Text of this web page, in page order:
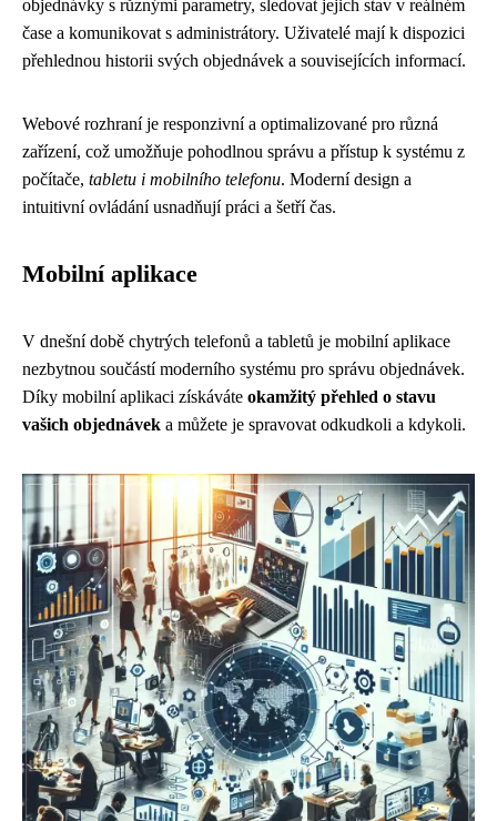
objednávky s různými parametry, sledovat jejich stav v reálném
čase a komunikovat s administrátory. Uživatelé mají k dispozici
přehlednou historii svých objednávek a souvisejících informací.
Webové rozhraní je responzivní a optimalizované pro různá
zařízení, což umožňuje pohodlnou správu a přístup k systému z
počítače, tabletu i mobilního telefonu. Moderní design a
intuitivní ovládání usnadňují práci a šetří čas.
Mobilní aplikace
V dnešní době chytrých telefonů a tabletů je mobilní aplikace
nezbytnou součástí moderního systému pro správu objednávek.
Díky mobilní aplikaci získáváte okamžitý přehled o stavu
vašich objednávek a můžete je spravovat odkudkoli a kdykoli.